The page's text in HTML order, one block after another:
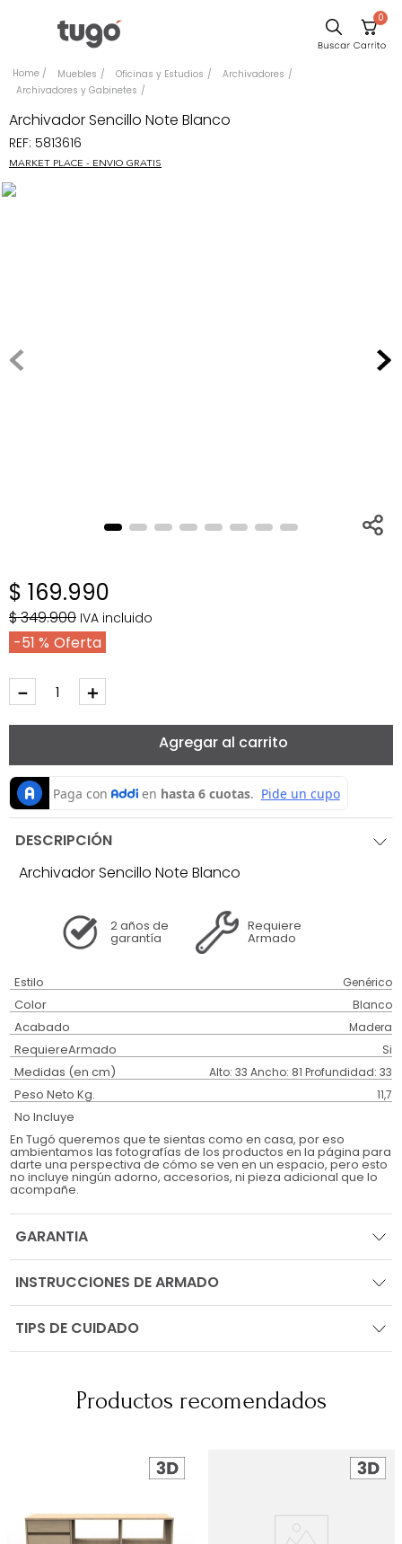
0
Muebles Oficinas y Estudios
Archivadores
Archivadores y Gabinetes
Archivador Sencillo Note Blanco
REF: 5813616
MARKET PLACE - ENVIO GRATIS
$ 169.990
$349.900 IVA incluido
51 %
＋
－
Agregar al carrito
DESCRIPCIÓN
Archivador Sencillo Note Blanco
2 años de
garantía
Requiere
Armado
Estilo Genérico
Color Blanco
Acabado Madera
RequiereArmado Si
Medidas (en cm) Alto: 33 Ancho: 81 Profundidad: 33
Peso Neto Kg. 11,7
No Incluye
En Tugó queremos que te sientas como en casa, por eso
ambientamos las fotografías de los productos en la página para
darte una perspectiva de cómo se ven en un espacio, pero esto
no incluye ningún adorno, accesorios, ni pieza adicional que lo
acompañe.
GARANTIA
INSTRUCCIONES DE ARMADO
TIPS DE CUIDADO
Productos recomendados
Comedor
Escritorio
Silla